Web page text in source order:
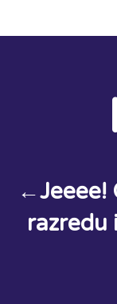
←Jeeee!
razredu